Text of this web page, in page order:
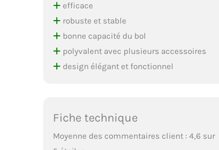
efficace
robuste et stable
bonne capacité du bol
polyvalent avec plusieurs accessoires
design élégant et fonctionnel
Fiche technique
Moyenne des commentaires client : 4,6 sur